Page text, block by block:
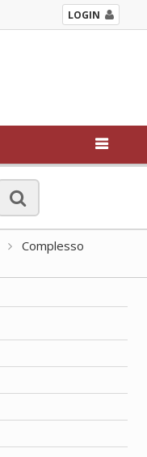
LOGIN
Complesso